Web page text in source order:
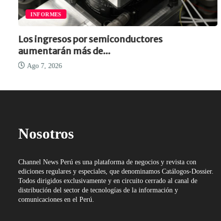
INFORMES
Los ingresos por semiconductores
aumentarán más de...
Ago 7, 2026
Nosotros
Channel News Perú es una plataforma de negocios y revista con
ediciones regulares y especiales, que denominamos Catálogos-Dossier.
Todos dirigidos exclusivamente y en circuito cerrado al canal de
distribución del sector de tecnologías de la información y
comunicaciones en el Perú.